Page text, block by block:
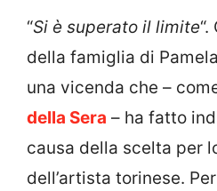
“Si è superato il limite
della famiglia di
una vicenda che –
della Sera – ha fatto
causa della scelta per
dell’artista torinese.